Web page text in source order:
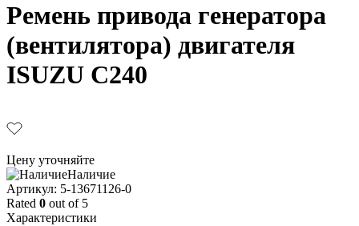
Ремень привода генератора
(вентилятора) двигателя
ISUZU C240
Цену уточняйте
Наличие
Aртикул: 5-13671126-0
Rated 0 out of 5
Характеристики